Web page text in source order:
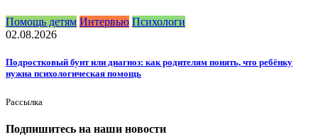
Помощь детям Интервью Психологи
02.08.2026
Подростковый бунт или диагноз: как родителям понять, что ребёнку
нужна психологическая помощь
Рассылка
Подпишитесь на наши новости